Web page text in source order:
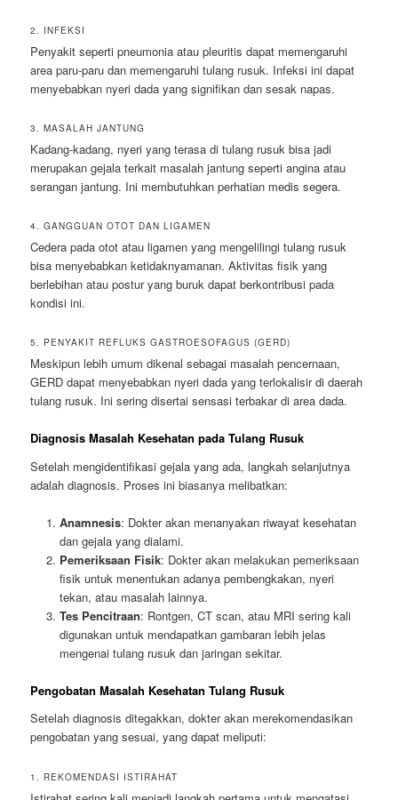
2. INFEKSI
Penyakit seperti pneumonia atau pleuritis dapat memengaruhi
area paru-paru dan memengaruhi tulang rusuk. Infeksi ini dapat
menyebabkan nyeri dada yang signifikan dan sesak napas.
3. MASALAH JANTUNG
Kadang-kadang, nyeri yang terasa di tulang rusuk bisa jadi
merupakan gejala terkait masalah jantung seperti angina atau
serangan jantung. Ini membutuhkan perhatian medis segera.
4. GANGGUAN OTOT DAN LIGAMEN
Cedera pada otot atau ligamen yang mengelilingi tulang rusuk
bisa menyebabkan ketidaknyamanan. Aktivitas fisik yang
berlebihan atau postur yang buruk dapat berkontribusi pada
kondisi ini.
5. PENYAKIT REFLUKS GASTROESOFAGUS (GERD)
Meskipun lebih umum dikenal sebagai masalah pencernaan,
GERD dapat menyebabkan nyeri dada yang terlokalisir di daerah
tulang rusuk. Ini sering disertai sensasi terbakar di area dada.
Diagnosis Masalah Kesehatan pada Tulang Rusuk
Setelah mengidentifikasi gejala yang ada, langkah selanjutnya
adalah diagnosis. Proses ini biasanya melibatkan:
Anamnesis: Dokter akan menanyakan riwayat kesehatan
dan gejala yang dialami.
Pemeriksaan Fisik: Dokter akan melakukan pemeriksaan
fisik untuk menentukan adanya pembengkakan, nyeri
tekan, atau masalah lainnya.
Tes Pencitraan: Rontgen, CT scan, atau MRI sering kali
digunakan untuk mendapatkan gambaran lebih jelas
mengenai tulang rusuk dan jaringan sekitar.
Pengobatan Masalah Kesehatan Tulang Rusuk
Setelah diagnosis ditegakkan, dokter akan merekomendasikan
pengobatan yang sesuai, yang dapat meliputi:
1. REKOMENDASI ISTIRAHAT